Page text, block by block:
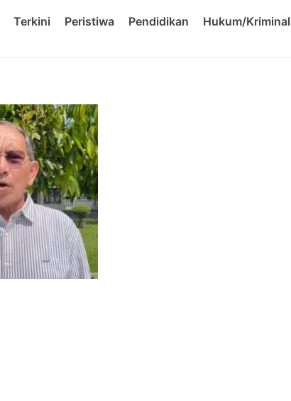
Terkini Peristiwa Pendidikan Hukum/Kriminal